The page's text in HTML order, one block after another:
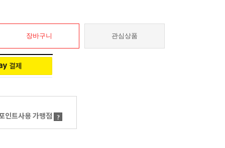
장바구니 관심상품
인트사용 가맹점 ?